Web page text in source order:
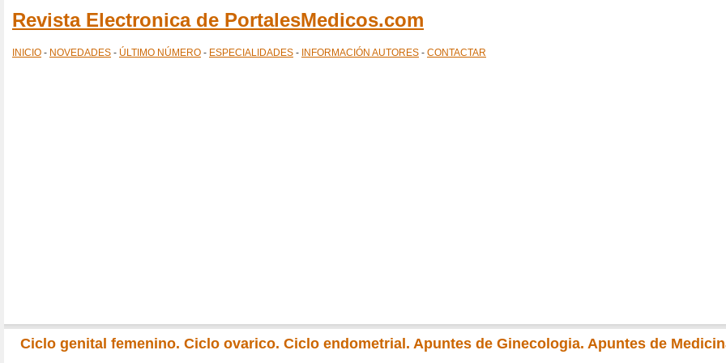
Revista Electronica de PortalesMedicos.com
INICIO - NOVEDADES - ÚLTIMO NÚMERO - ESPECIALIDADES - INFORMACIÓN AUTORES - CONTACTAR
Ciclo genital femenino. Ciclo ovarico. Ciclo endometrial. Apuntes de Ginecologia. Apuntes de